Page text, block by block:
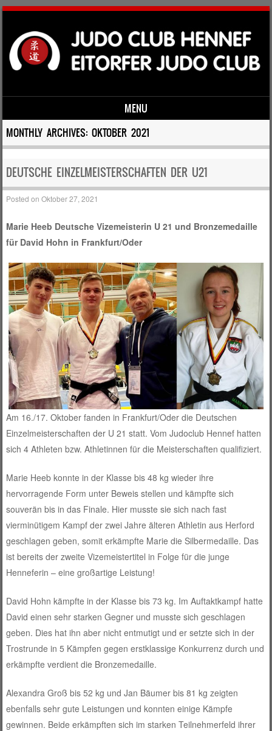
MENU
Skip to content
MONTHLY ARCHIVES:OKTOBER 2021
DEUTSCHE EINZELMEISTERSCHAFTEN DER U21
Posted onOktober 27, 2021
Marie Heeb Deutsche Vizemeisterin U 21 und Bronzemedaille
für David Hohn in Frankfurt/Oder
Am 16./17. Oktober fanden in Frankfurt/Oder die Deutschen
Einzelmeisterschaften der U 21 statt. Vom Judoclub Hennef hatten
sich 4 Athleten bzw. Athletinnen für die Meisterschaften qualifiziert.
Marie Heeb konnte in der Klasse bis 48 kg wieder ihre
hervorragende Form unter Beweis stellen und kämpfte sich
souverän bis in das Finale. Hier musste sie sich nach fast
vierminütigem Kampf der zwei Jahre älteren Athletin aus Herford
geschlagen geben, somit erkämpfte Marie die Silbermedaille. Das
ist bereits der zweite Vizemeistertitel in Folge für die junge
Henneferin – eine großartige Leistung!
David Hohn kämpfte in der Klasse bis 73 kg. Im Auftaktkampf hatte
David einen sehr starken Gegner und musste sich geschlagen
geben. Dies hat ihn aber nicht entmutigt und er setzte sich in der
Trostrunde in 5 Kämpfen gegen erstklassige Konkurrenz durch und
erkämpfte verdient die Bronzemedaille.
Alexandra Groß bis 52 kg und Jan Bäumer bis 81 kg zeigten
ebenfalls sehr gute Leistungen und konnten einige Kämpfe
gewinnen. Beide erkämpften sich im starken Teilnehmerfeld ihrer